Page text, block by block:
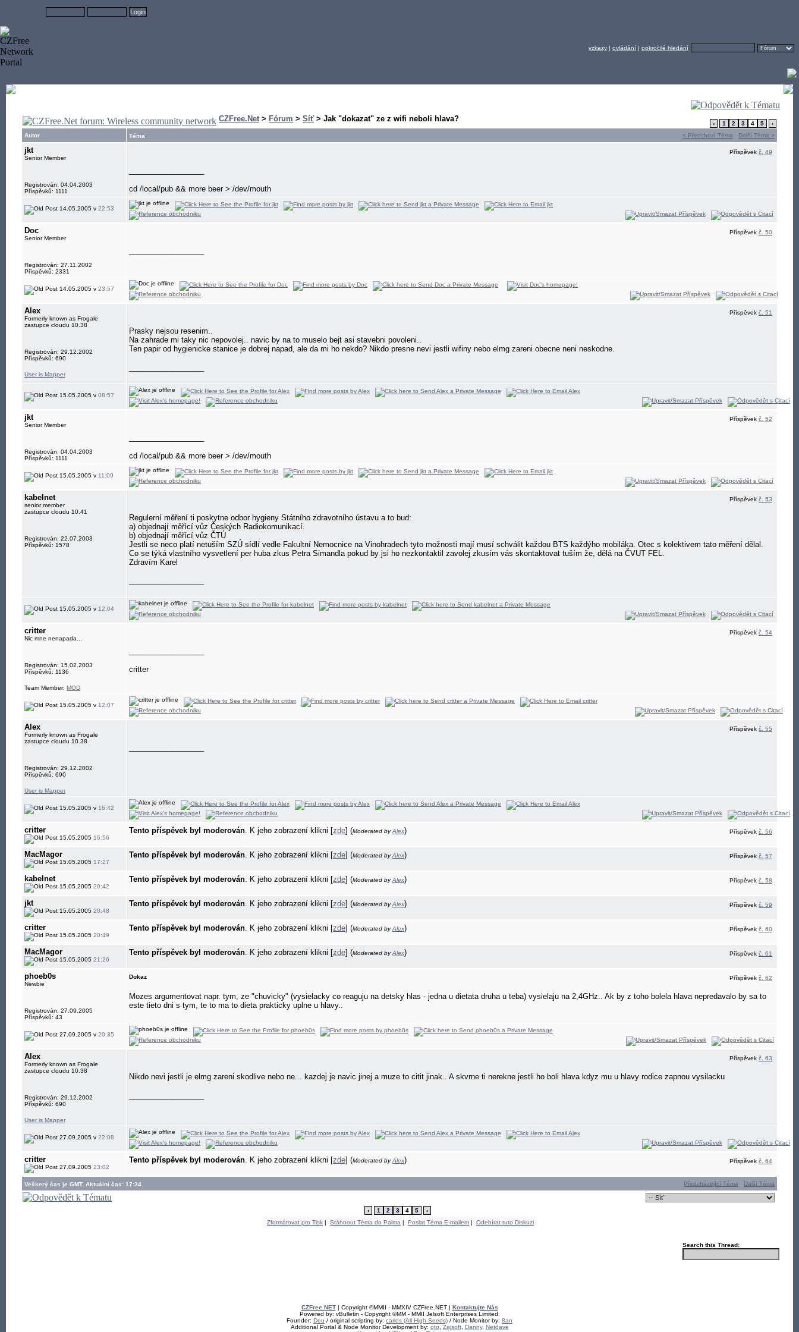
vzkazy | ovládání | pokročilé hledání
CZFree.Net > Fórum > Síť> Jak "dokazat" ze z wifi neboli hlava?
‹ 1 2 3 4 5
›
Autor
Téma < Předchozí Téma Další Téma >
jkt
Senior Member
Registrován: 04.04.2003
Příspěvků: 1111
Příspěvek č. 49
cd /local/pub && more beer > /dev/mouth
14.05.2005 v 22:53
Doc
Senior Member
Registrován: 27.11.2002
Příspěvků: 2331
Příspěvek č. 50
14.05.2005 v 23:57
Alex
Formerly known as Frogale
zastupce cloudu 10.38
Registrován: 29.12.2002
Příspěvků: 690
User is Mapper
Příspěvek č. 51
Prasky nejsou resenim..
Na zahrade mi taky nic nepovolej.. navic by na to muselo bejt asi stavebni povoleni..
Ten papir od hygienicke stanice je dobrej napad, ale da mi ho nekdo? Nikdo presne nevi jestli wifiny nebo elmg zareni obecne neni neskodne.
15.05.2005 v 08:57
jkt
Senior Member
Registrován: 04.04.2003
Příspěvků: 1111
Příspěvek č. 52
cd /local/pub && more beer > /dev/mouth
15.05.2005 v 11:09
kabelnet
senior member
zastupce cloudu 10.41
Registrován: 22.07.2003
Příspěvků: 1578
Příspěvek č. 53
Regulerní měření ti poskytne odbor hygieny Státního zdravotního ústavu a to bud:
a) objednají měřící vůz Českých Radiokomunikací.
b) objednají měřící vůz ČTÚ
Jestli se neco platí netuším SZÚ sídlí vedle Fakultní Nemocnice na Vinohradech tyto možnosti mají musí schválit každou BTS každýho mobiláka. Otec s kolektivem tato měření dělal.
Co se týká vlastního vysvetlení per huba zkus Petra Simandla pokud by jsi ho nezkontaktil zavolej zkusím vás skontaktovat tuším že, dělá na ČVUT FEL.
Zdravím Karel
15.05.2005 v 12:04
critter
Nic mne nenapada...
Registrován: 15.02.2003
Příspěvků: 1136
Team Member: MOD
Příspěvek č. 54
critter
15.05.2005 v 12:07
Alex
Formerly known as Frogale
zastupce cloudu 10.38
Registrován: 29.12.2002
Příspěvků: 690
User is Mapper
Příspěvek č. 55
15.05.2005 v 16:42
critter
15.05.2005 16:56
Tento příspěvek byl moderován. K jeho zobrazení klikni [zde] (Moderated byAlex) Příspěvek č. 56
MacMagor
15.05.2005 17:27
Tento příspěvek byl moderován. K jeho zobrazení klikni [zde] (Moderated byAlex) Příspěvek č. 57
kabelnet
15.05.2005 20:42
Tento příspěvek byl moderován. K jeho zobrazení klikni [zde] (Moderated byAlex) Příspěvek č. 58
jkt
15.05.2005 20:48
Tento příspěvek byl moderován. K jeho zobrazení klikni [zde] (Moderated byAlex) Příspěvek č. 59
critter
15.05.2005 20:49
Tento příspěvek byl moderován. K jeho zobrazení klikni [zde] (Moderated byAlex) Příspěvek č. 60
MacMagor
15.05.2005 21:26
Tento příspěvek byl moderován. K jeho zobrazení klikni [zde] (Moderated byAlex) Příspěvek č. 61
phoeb0s
Newbie
Registrován: 27.09.2005
Příspěvků: 43
Dokaz Příspěvek č. 62
Mozes argumentovat napr. tym, ze "chuvicky" (vysielacky co reaguju na detsky hlas - jedna u dietata druha u teba) vysielaju na 2,4GHz.. Ak by z toho bolela hlava nepredavalo by sa to
este tieto dni s tym, te to ma to dieta prakticky uplne u hlavy..
27.09.2005 v 20:35
Alex
Formerly known as Frogale
zastupce cloudu 10.38
Registrován: 29.12.2002
Příspěvků: 690
User is Mapper
Příspěvek č. 63
Nikdo nevi jestli je elmg zareni skodlive nebo ne... kazdej je navic jinej a muze to citit jinak.. A skvrne ti nerekne jestli ho boli hlava kdyz mu u hlavy rodice zapnou vysilacku
27.09.2005 v 22:08
critter
27.09.2005 23:02
Tento příspěvek byl moderován. K jeho zobrazení klikni [zde] (Moderated byAlex) Příspěvek č. 64
Veškerý čas je GMT. Aktuální čas: 17:34. Předcházející Téma Další Téma
‹ 1 2 3 4 5
›
Zformátovat pro Tisk | Stáhnout Téma do Palma | Poslat Téma E-mailem | Odebírat tuto Diskuzi
Search this Thread:
CZFree.NET| Copyright ©MMII - MMXIV CZFree.NET | Kontaktujte Nás
Powered by: vBulletin - Copyright ©MM - MMII Jelsoft Enterprises Limited.
Founder: Deu / original scripting by: carlos (All High Seeds) / Node Monitor by: 8an
Additional Portal & Node Monitor Development by: oto Zajsoft, Danny, Netdave